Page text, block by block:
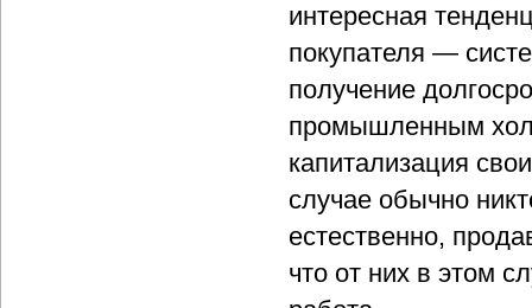
интересная
покупателя —
получение
промышленным
капитализация
случае обычно
естественно,
что от них в этом